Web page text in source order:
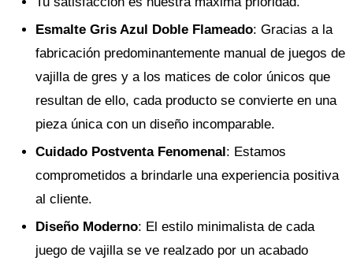
Esmalte Gris Azul Doble Flameado: Gracias a la
fabricación predominantemente manual de juegos de
vajilla de gres y a los matices de color únicos que
resultan de ello, cada producto se convierte en una
pieza única con un diseño incomparable.
Cuidado Postventa Fenomenal: Estamos
comprometidos a brindarle una experiencia positiva
al cliente.
Diseño Moderno: El estilo minimalista de cada
juego de vajilla se ve realzado por un acabado